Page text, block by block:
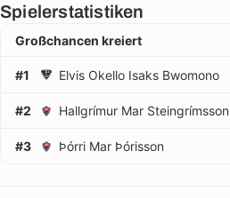
Spielerstatistiken
Großchancen kreiert
#1 Elvis Okello Isaks Bwomono
#2 Hallgrímur Mar Steingrímsson
#3 Þórri Mar Þórisson